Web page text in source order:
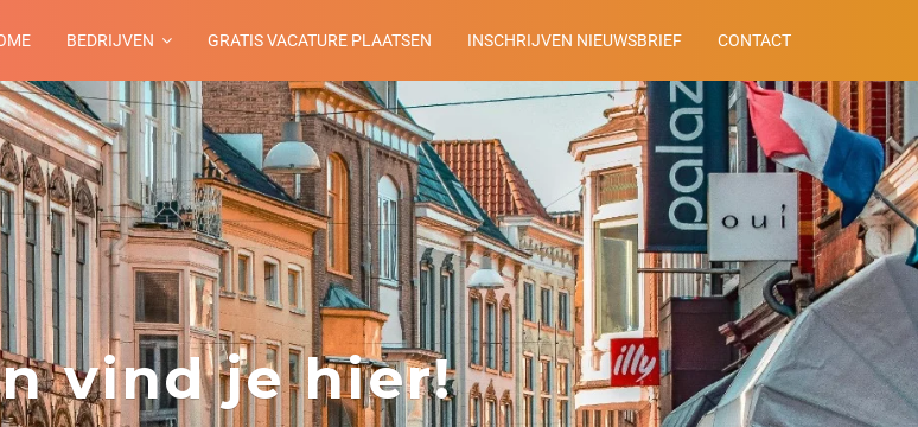
BEDRIJVEN GRATIS VACATURE PLAATSEN INSCHRIJVEN NIEUWSBRIEF CONTACT
vind je hier!